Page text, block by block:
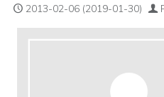
2013-02-06 (2019-01-30)